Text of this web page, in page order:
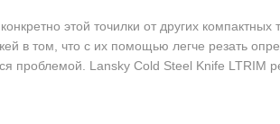
этой точилки от других
в том, что с их помощью легче резать
проблемой. Lansky Cold Steel Knife LTRIM